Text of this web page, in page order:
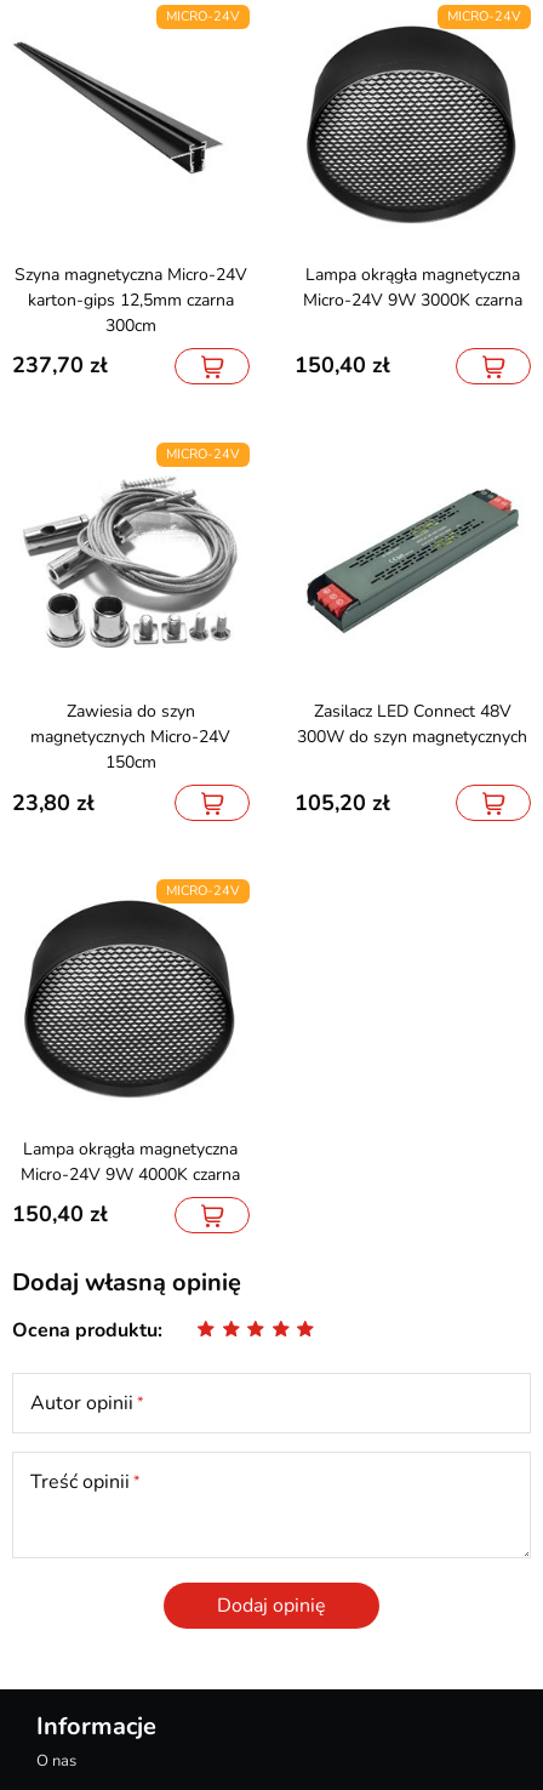
MICRO-24V
Szyna magnetyczna Micro-24V
karton-gips 12,5mm czarna
300cm
237,70
MICRO-24V
Lampa okrągła magnetyczna
Micro-24V 9W 3000K czarna
150,40
MICRO-24V
Zawiesia do szyn
magnetycznych Micro-24V
150cm
23,80
Zasilacz LED Connect 48V
300W do szyn magnetycznych
105,20
MICRO-24V
Lampa okrągła magnetyczna
Micro-24V 9W 4000K czarna
150,40
Dodaj własną opinię
Ocena produktu
Autor opinii
Treść opinii
Dodaj opinię
Informacje
O nas